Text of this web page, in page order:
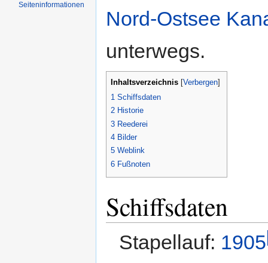
Nord-Ostsee
unterwegs.
Inhaltsverzeichnis Verbergen
1 Schiffsdaten
2 Historie
3 Reederei
4 Bilder
5 Weblink
6 Fußnoten
Schiffsdaten
Stapellauf: 1905
Seiten­informationen